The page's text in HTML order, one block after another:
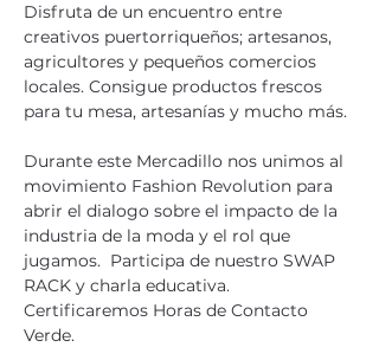
Disfruta de un encuentro entre
creativos puertorriqueños; artesanos,
agricultores y pequeños comercios
locales. Consigue productos frescos
para tu mesa, artesanías y mucho más.
Durante este Mercadillo nos unimos al
movimiento Fashion Revolution para
abrir el dialogo sobre el impacto de la
industria de la moda y el rol que
jugamos.  Participa de nuestro SWAP
RACK y charla educativa.
Certificaremos Horas de Contacto
Verde.